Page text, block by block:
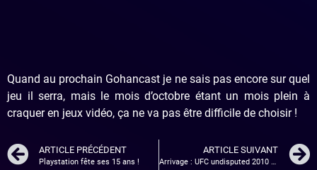
Quand au prochain Gohancast je ne sais pas encore sur quel
jeu il serra, mais le mois d’octobre étant un mois plein à
craquer en jeux vidéo, ça ne va pas être difficile de choisir !
ARTICLE PRÉCÉDENT
Playstation fête ses 15 ans !
ARTICLE SUIVANT